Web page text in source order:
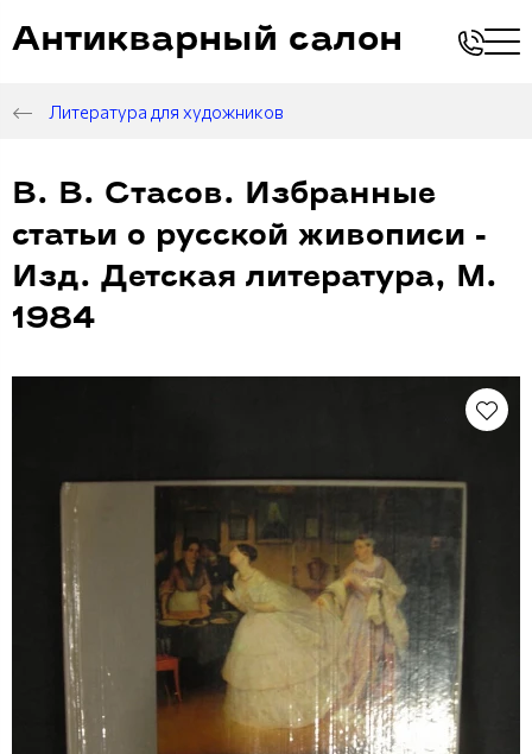
Антикварный салон
Литература для художников
В. В. Стасов. Избранные
статьи о русской живописи -
Изд. Детская литература, М.
1984